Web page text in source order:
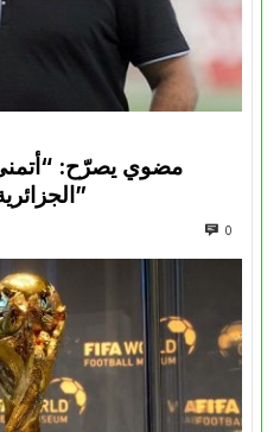
مضوي يصرّح:
الجزائرية في المسابقات القارية”
0